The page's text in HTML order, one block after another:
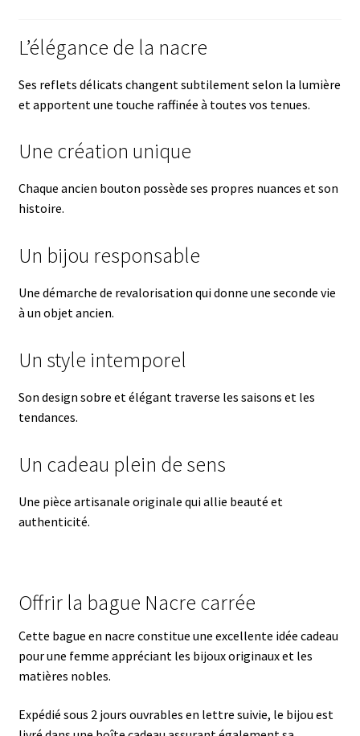
L’élégance de la nacre
Ses reflets délicats changent subtilement selon la lumière
et apportent une touche raffinée à toutes vos tenues.
Une création unique
Chaque ancien bouton possède ses propres nuances et son
histoire.
Un bijou responsable
Une démarche de revalorisation qui donne une seconde vie
à un objet ancien.
Un style intemporel
Son design sobre et élégant traverse les saisons et les
tendances.
Un cadeau plein de sens
Une pièce artisanale originale qui allie beauté et
authenticité.
Offrir la bague Nacre carrée
Cette bague en nacre constitue une excellente idée cadeau
pour une femme appréciant les bijoux originaux et les
matières nobles.
Expédié sous 2 jours ouvrables en lettre suivie, le bijou est